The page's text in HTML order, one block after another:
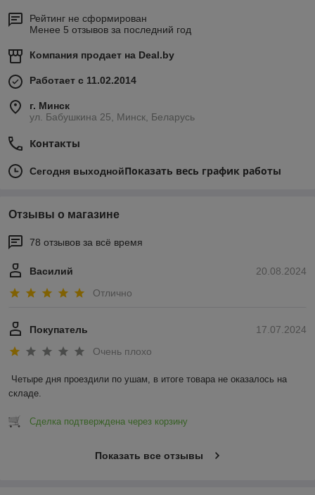
Рейтинг не сформирован
Менее 5 отзывов за последний год
Компания продает на Deal.by
Работает с 11.02.2014
г. Минск
ул. Бабушкина 25, Минск, Беларусь
Контакты
Сегодня выходнойПоказать весь график работы
Отзывы о магазине
78 отзывов за всё время
20.08.2024
Василий
Отлично
17.07.2024
Покупатель
Очень плохо
Четыре дня проездили по ушам, в итоге товара не оказалось на
складе.
Сделка подтверждена через корзину
Показать все отзывы